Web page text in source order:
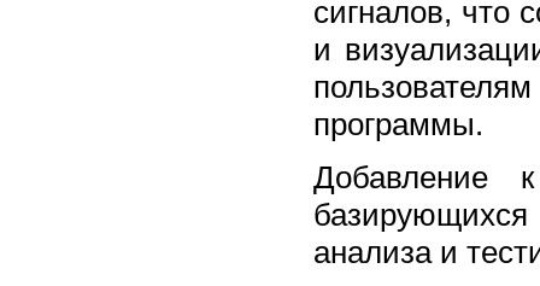
сигналов, что
и
программы.
Добавление
базирующихся
анализа и